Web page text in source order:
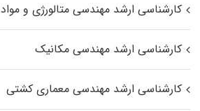
کارشناسی ارشد مهندسی متالورژی و مواد
کارشناسی ارشد مهندسی مکانیک
کارشناسی ارشد مهندسی معماری کشتی